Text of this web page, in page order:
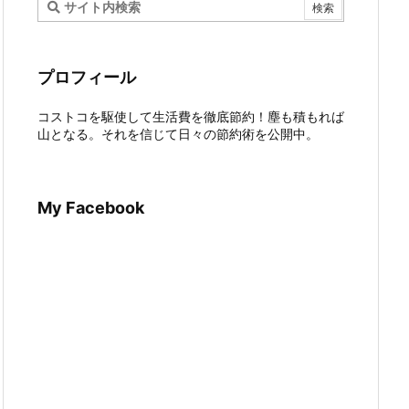
プロフィール
コストコを駆使して生活費を徹底節約！塵も積もれば
山となる。それを信じて日々の節約術を公開中。
My Facebook